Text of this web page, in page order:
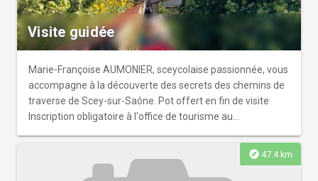
Visite guidée
Marie-Françoise AUMONIER, sceycolaise passionnée, vous
accompagne à la découverte des secrets des chemins de
traverse de Scey-sur-Saône. Pot offert en fin de visite
Inscription obligatoire à l'office de tourisme au
explore 47.4 km